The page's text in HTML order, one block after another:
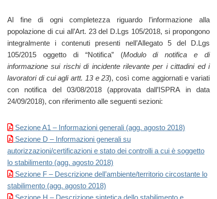
Al fine di ogni completezza riguardo l’informazione alla
popolazione di cui all’Art. 23 del D.Lgs 105/2018, si propongono
integralmente i contenuti presenti nell’Allegato 5 del D.Lgs
105/2015 oggetto di “Notifica” (Modulo di notifica e di
informazione sui rischi di incidente rilevante per i cittadini ed i
lavoratori di cui agli artt. 13 e 23), così come aggiornati e variati
con notifica del 03/08/2018 (approvata dall’ISPRA in data
24/09/2018), con riferimento alle seguenti sezioni:
Sezione A1 – Informazioni generali (agg. agosto 2018)
Sezione D – Informazioni generali su
autorizzazioni/certificazioni e stato dei controlli a cui è soggetto
lo stabilimento (agg. agosto 2018)
Sezione F – Descrizione dell’ambiente/territorio circostante lo
stabilimento (agg. agosto 2018)